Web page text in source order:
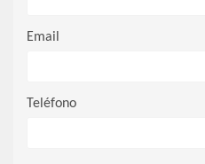
Email
Teléfono